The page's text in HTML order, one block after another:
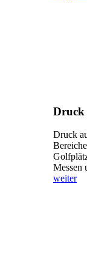
Druck
Druck
Messen
weiter